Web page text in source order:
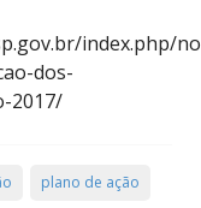
index.php/
dos-
2017/
plano de ação